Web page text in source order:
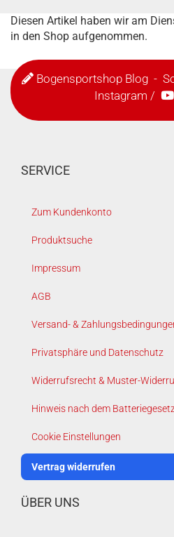
Diesen Artikel haben wir am
in den Shop aufgenommen.
Bogensportshop Blog-
Instagram /
SERVICE
Zum Kundenkonto
Produktsuche
Impressum
AGB
Versand- &
Privatsphäre und Datenschutz
Widerrufsrecht & Muster-
Hinweis nach dem Batteriegesetz
Cookie Einstellungen
Vertrag widerrufen
ÜBER UNS